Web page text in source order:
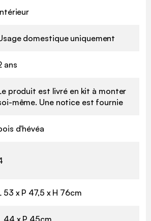
domestique uniquement
ans
produit est livré en kit à monter
même. Une notice est fournie
d'hévéa
53 x P 47,5 x H 76cm
44 x P 45cm